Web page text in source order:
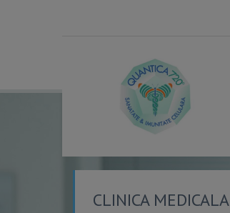
CLINICA MEDICALA